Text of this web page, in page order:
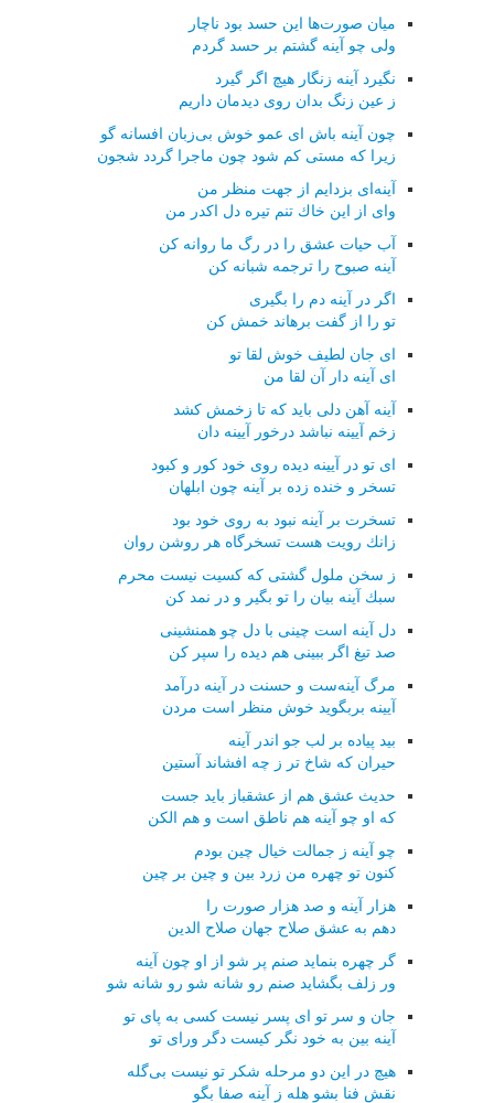
میان صورت‌ها این حسد بود ناچار
ولی چو آینه گشتم بر حسد گردم
نگیرد آینه زنگار هیچ اگر گیرد
ز عین زنگ بدان روی دیدمان داریم
چون آینه باش ای عمو خوش بی‌زبان افسانه گو
زیرا كه مستی كم شود چون ماجرا گردد شجون
آینه‌ای بزدایم از جهت منظر من
وای از این خاك تنم تیره دل اكدر من
آب حیات عشق را در رگ ما روانه كن
آینه صبوح را ترجمه شبانه كن
اگر در آینه دم را بگیری
تو را از گفت برهاند خمش كن
ای جان لطیف خوش لقا تو
ای آینه دار آن لقا من
آینه آهن دلی باید كه تا زخمش كشد
زخم آیینه نباشد درخور آیینه دان
ای تو در آیینه دیده روی خود كور و كبود
تسخر و خنده زده بر آینه چون ابلهان
تسخرت بر آینه نبود به روی خود بود
زانك رویت هست تسخرگاه هر روشن روان
ز سخن ملول گشتی كه كسیت نیست محرم
سبك آینه بیان را تو بگیر و در نمد كن
دل آینه است چینی با دل چو همنشینی
صد تیغ اگر ببینی هم دیده را سپر كن
مرگ آینه‌ست و حسنت در آینه درآمد
آیینه بربگوید خوش منظر است مردن
بید پیاده بر لب جو اندر آینه
حیران كه شاخ تر ز چه افشاند آستین
حدیث عشق هم از عشقباز باید جست
كه او چو آینه هم ناطق است و هم الكن
چو آینه ز جمالت خیال چین بودم
كنون تو چهره من زرد بین و چین بر چین
هزار آینه و صد هزار صورت را
دهم به عشق صلاح جهان صلاح الدین
گر چهره بنماید صنم پر شو از او چون آینه
ور زلف بگشاید صنم رو شانه شو رو شانه شو
جان و سر تو ای پسر نیست كسی به پای تو
آینه بین به خود نگر كیست دگر ورای تو
هیچ در این دو مرحله شكر تو نیست بی‌گله
نقش فنا بشو هله ز آینه صفا بگو